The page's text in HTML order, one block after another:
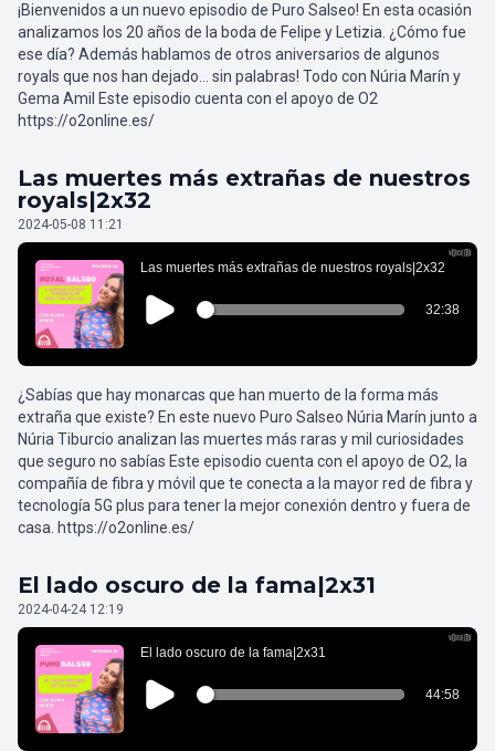
¡Bienvenidos a un nuevo episodio de Puro Salseo! En esta ocasión
analizamos los 20 años de la boda de Felipe y Letizia. ¿Cómo fue
ese día? Además hablamos de otros aniversarios de algunos
royals que nos han dejado... sin palabras! Todo con Núria Marín y
Gema Amil Este episodio cuenta con el apoyo de O2
https://o2online.es/
Las muertes más extrañas de nuestros
royals|2x32
2024-05-08 11:21
¿Sabías que hay monarcas que han muerto de la forma más
extraña que existe? En este nuevo Puro Salseo Núria Marín junto a
Núria Tiburcio analizan las muertes más raras y mil curiosidades
que seguro no sabías Este episodio cuenta con el apoyo de O2, la
compañía de fibra y móvil que te conecta a la mayor red de fibra y
tecnología 5G plus para tener la mejor conexión dentro y fuera de
casa. https://o2online.es/
El lado oscuro de la fama|2x31
2024-04-24 12:19